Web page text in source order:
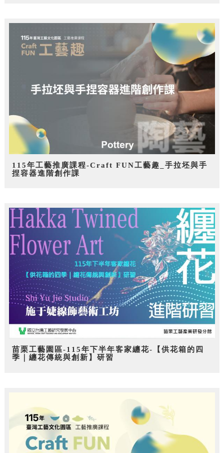
115年工藝推廣課程-Craft FUN工藝趣_手拉坯與手
捏容器進階創作課
苗栗工藝園區-115年下半年客家纏花-【供花箱的四
季｜纏花傳統與創新】研習